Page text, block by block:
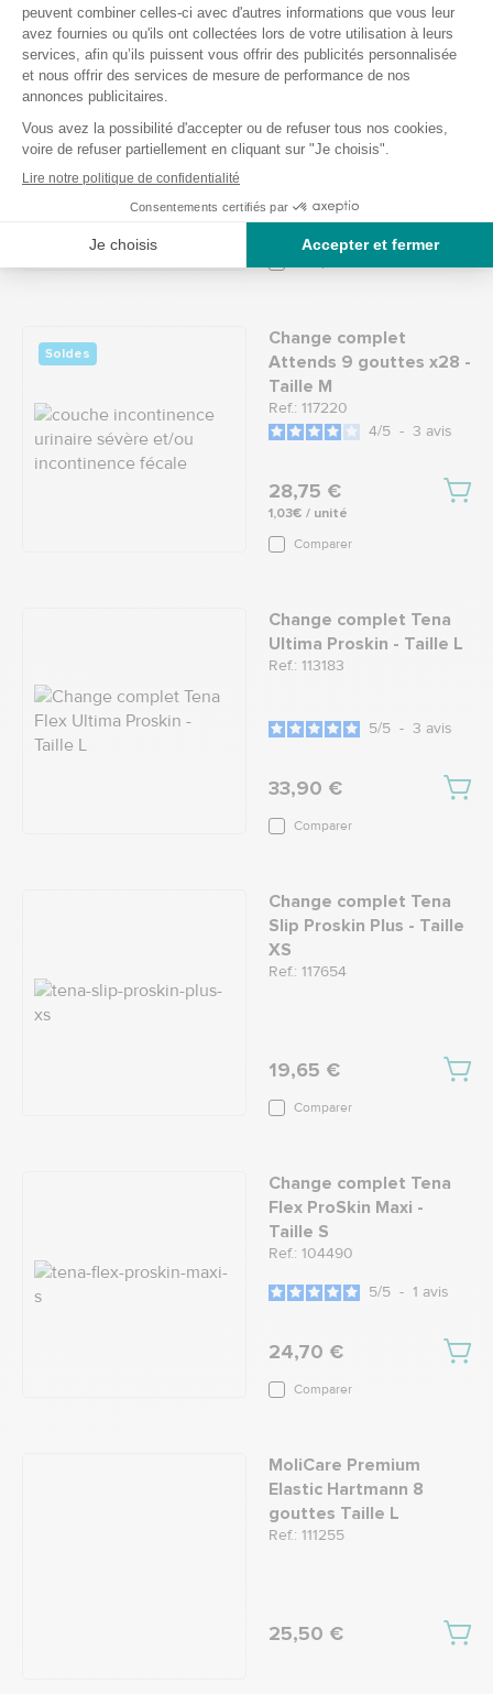
Change complet Tena
Flex ProSkin Maxi -
Ref.: 104820
26,95 €
Soldes
Change complet
Attends 9 gouttes x28 -
Taille M
Ref.: 117220
4/5 - 3 avis
28,75 €
1,03€ / unité
Comparer
Change complet Tena
Ultima Proskin - Taille L
Ref.: 113183
5/5 - 3 avis
33,90 €
Comparer
Change complet Tena
Slip Proskin Plus - Taille
XS
Ref.: 117654
19,65 €
Comparer
Change complet Tena
Flex ProSkin Maxi -
Taille S
Ref.: 104490
5/5 - 1 avis
24,70 €
Comparer
MoliCare Premium
Elastic Hartmann 8
gouttes Taille L
Ref.: 111255
25,50 €